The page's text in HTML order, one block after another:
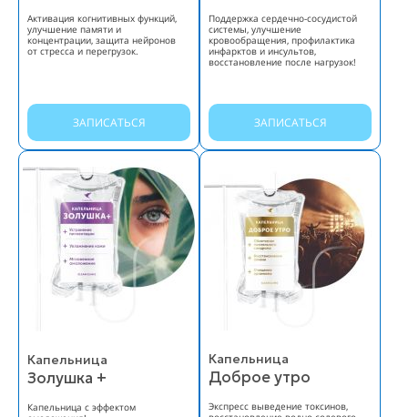
Активация когнитивных функций,
улучшение памяти и
концентрации, защита нейронов
от стресса и перегрузок.
ЗАПИСАТЬСЯ
Поддержка сердечно-сосудистой
системы, улучшение
кровообращения, профилактика
инфарктов и инсультов,
восстановление после нагрузок!
ЗАПИСАТЬСЯ
Капельница
Золушка +
Капельница с эффектом
Капельница
Доброе утро
Экспресс выведение токсинов,